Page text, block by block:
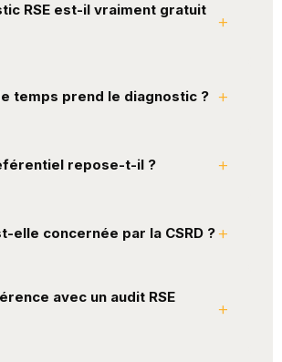
RSE est-il vraiment gratuit
temps prend le diagnostic ?
repose-t-il ?
elle concernée par la CSRD ?
avec un audit RSE